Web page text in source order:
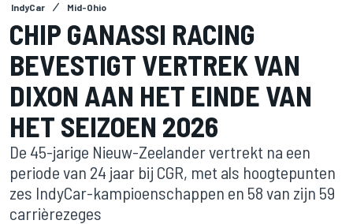
IndyCar Mid-Ohio
CHIP GANASSI RACING
BEVESTIGT VERTREK VAN
DIXON AAN HET EINDE VAN
HET SEIZOEN 2026
De 45-jarige Nieuw-Zeelander vertrekt na een
periode van 24 jaar bij CGR, met als hoogtepunten
zes IndyCar-kampioenschappen en 58 van zijn 59
carrièrezeges